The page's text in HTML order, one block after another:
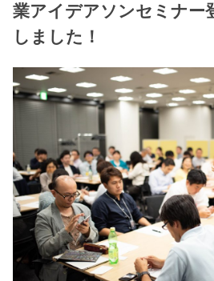
業アイデアソンセミナ
しました！